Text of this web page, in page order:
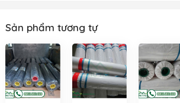
Sản phẩm tương tự